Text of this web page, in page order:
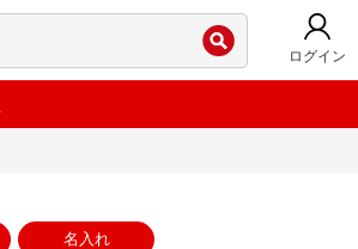
ログイン
名入れ